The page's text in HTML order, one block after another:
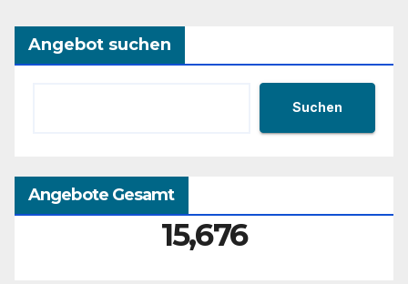
Angebot suchen
Suchen
Angebote Gesamt
15,676